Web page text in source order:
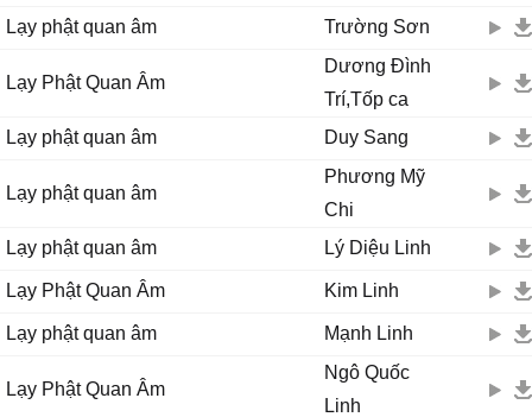
Quɑn Âm cứu khổ, Quɑn Âm cứu nạn đời con rạng ngời.
Lạy phật quan âm
Trường Sơn
Lạy Phật Quan Âm
Dương Đình
Trí,Tốp ca
Lạy phật quan âm
Duy Sang
Lạy phật quan âm
Phương Mỹ
Chi
Lạy phật quan âm
Lý Diệu Linh
Lạy Phật Quan Âm Kim Linh
Lạy phật quan âm Mạnh Linh
Lạy Phật Quan Âm
Ngô Quốc
Linh